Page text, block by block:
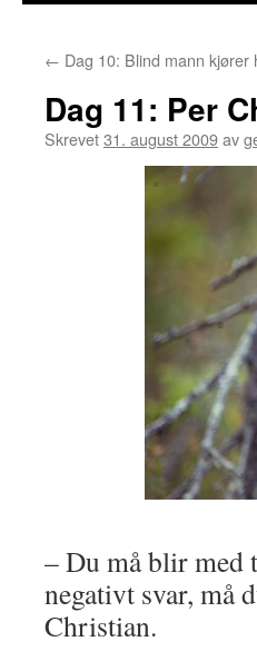
← Dag 10: Blind mann kjører
Dag 11: Per
Skrevet31. august 2009av
– Du må blir med
negativt svar, må
Christian.